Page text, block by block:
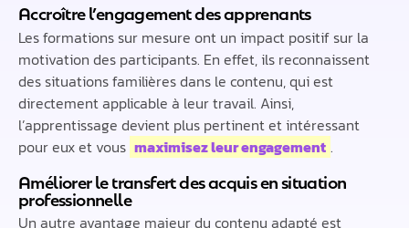
Accroître l’engagement des apprenants
Les formations sur mesure ont un impact positif sur la
motivation des participants. En effet, ils reconnaissent
des situations familières dans le contenu, qui est
directement applicable à leur travail. Ainsi,
l’apprentissage devient plus pertinent et intéressant
pour eux et vous maximisez leur engagement .
Améliorer le transfert des acquis en situation
professionnelle
Un autre avantage majeur du contenu adapté est